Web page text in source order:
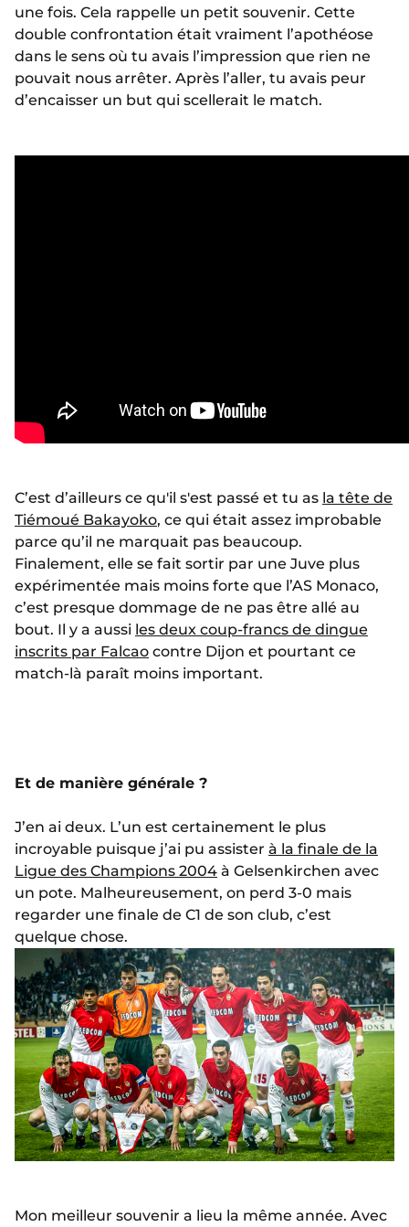
une fois. Cela rappelle un petit souvenir. Cette
double confrontation était vraiment l’apothéose
dans le sens où tu avais l’impression que rien ne
pouvait nous arrêter. Après l’aller, tu avais peur
d’encaisser un but qui scellerait le match.
C’est d’ailleurs ce qu'il s'est passé et tu as la tête de
Tiémoué Bakayoko, ce qui était assez improbable
parce qu’il ne marquait pas beaucoup.
Finalement, elle se fait sortir par une Juve plus
expérimentée mais moins forte que l’AS Monaco,
c’est presque dommage de ne pas être allé au
bout. Il y a aussi les deux coup-francs de dingue
inscrits par Falcao contre Dijon et pourtant ce
match-là paraît moins important.
Et de manière générale ?
J’en ai deux. L’un est certainement le plus
incroyable puisque j’ai pu assister à la finale de la
Ligue des Champions 2004 à Gelsenkirchen avec
un pote. Malheureusement, on perd 3-0 mais
regarder une finale de C1 de son club, c’est
quelque chose.
Mon meilleur souvenir a lieu la même année. Avec